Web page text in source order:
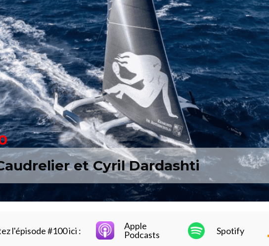
et Cyril Dardashti
l'épisode #100 ici :
Apple
Podcasts
Spotify